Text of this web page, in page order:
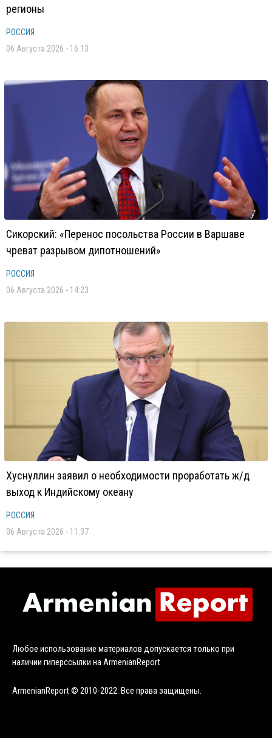
регионы
РОССИЯ
06 Августа 2026 - 16:13
Сикорский: «Перенос посольства России в Варшаве
чреват разрывом дипотношений»
РОССИЯ
06 Августа 2026 - 14:23
Хуснуллин заявил о необходимости проработать ж/д
выход к Индийскому океану
РОССИЯ
06 Августа 2026 - 11:37
Любое использование материалов допускается только при
наличии гиперссылки на ArmenianReport
ArmenianReport © 2010-2022. Все права защищены.